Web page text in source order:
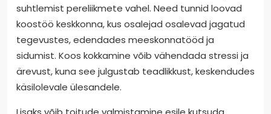
suhtlemist pereliikmete vahel. Need tunnid loovad
koostöö keskkonna, kus osalejad osalevad jagatud
tegevustes, edendades meeskonnatööd ja
sidumist. Koos kokkamine võib vähendada stressi ja
ärevust, kuna see julgustab teadlikkust, keskendudes
käsilolevale ülesandele.